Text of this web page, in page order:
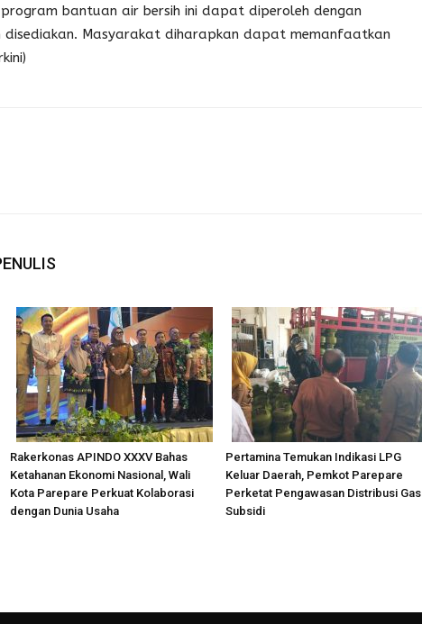
bantuan air bersih ini dapat diperoleh dengan
disediakan. Masyarakat diharapkan dapat memanfaatkan
Rakerkonas APINDO XXXV Bahas
Ketahanan Ekonomi Nasional, Wali
Kota Parepare Perkuat Kolaborasi
dengan Dunia Usaha
Pertamina Temukan Indikasi LPG
Keluar Daerah, Pemkot Parepare
Perketat Pengawasan Distribusi Gas
Subsidi